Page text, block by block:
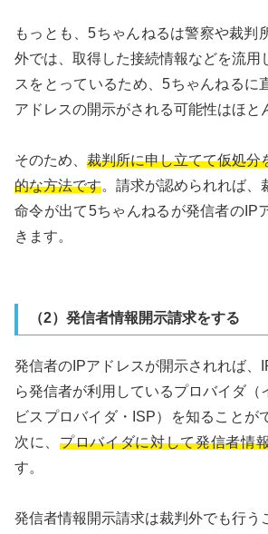
もっとも、5ちゃんねるは警察や裁判
外では、取得した接続情報などを流用
スをとっているため、5ちゃんねるに
アドレスの開示がされる可能性はほと
そのため、 裁判所に申し立てて仮処分
的な方法です。請求が認められれば、
命令が出て5ちゃんねるが発信者のIP
きます。
（2）発信者情報開示請求をする
発信者のIPアドレスが開示されれば、
ら発信者が利用しているプロバイダ（
ビスプロバイダ・ISP）を知ることが
次に、 プロバイダに対して発信者情
す。
発信者情報開示請求は裁判外でも行う